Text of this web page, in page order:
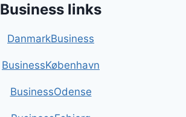
Business links
DanmarkBusiness
BusinessKøbenhavn
BusinessOdense